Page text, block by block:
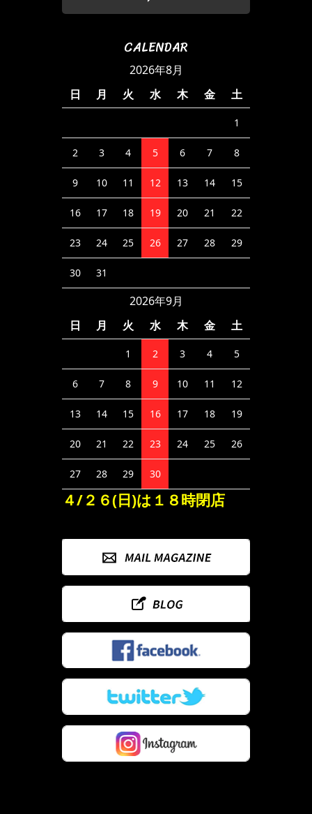
CALENDAR
2026年8月
日
月 火 水 木 金 土
1
2 3 4 5 6 7 8
9 10 11 12 13 14 15
16 17 18 19 20 21 22
23 24 25 26 27 28 29
30 31
2026年9月
日
月 火 水 木 金 土
1 2 3 4 5
6 7 8 9 10 11 12
13 14 15 16 17 18 19
20 21 22 23 24 25 26
27 28 29 30
４/２６(日)は１８時閉店